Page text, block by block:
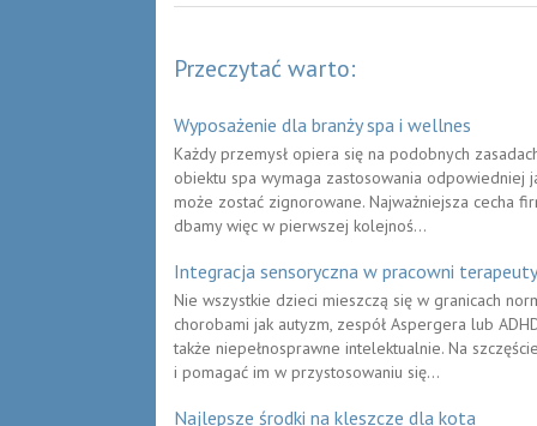
Przeczytać warto:
Wyposażenie dla branży spa i wellnes
Każdy przemysł opiera się na podobnych
obiektu spa wymaga zastosowania odpowiedniej
może zostać zignorowane. Najważniejsza cecha
dbamy więc w pierwszej kolejnoś...
Integracja sensoryczna w pracowni
Nie wszystkie dzieci mieszczą się w granicach
chorobami jak autyzm, zespół Aspergera lub
także niepełnosprawne intelektualnie. Na
i pomagać im w przystosowaniu się...
Najlepsze środki na kleszcze dla kota